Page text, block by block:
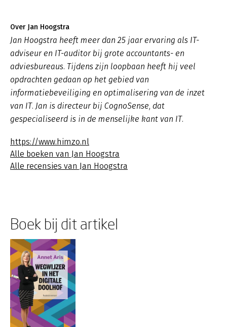
Over Jan Hoogstra
Jan Hoogstra heeft meer dan 25 jaar ervaring als IT-
adviseur en IT-auditor bij grote accountants- en
adviesbureaus. Tijdens zijn loopbaan heeft hij veel
opdrachten gedaan op het gebied van
informatiebeveiliging en optimalisering van de inzet
van IT. Jan is directeur bij CognoSense, dat
gespecialiseerd is in de menselijke kant van IT.
https://www.himzo.nl
Alle boeken van Jan Hoogstra
Alle recensies van Jan Hoogstra
Boek bij dit artikel